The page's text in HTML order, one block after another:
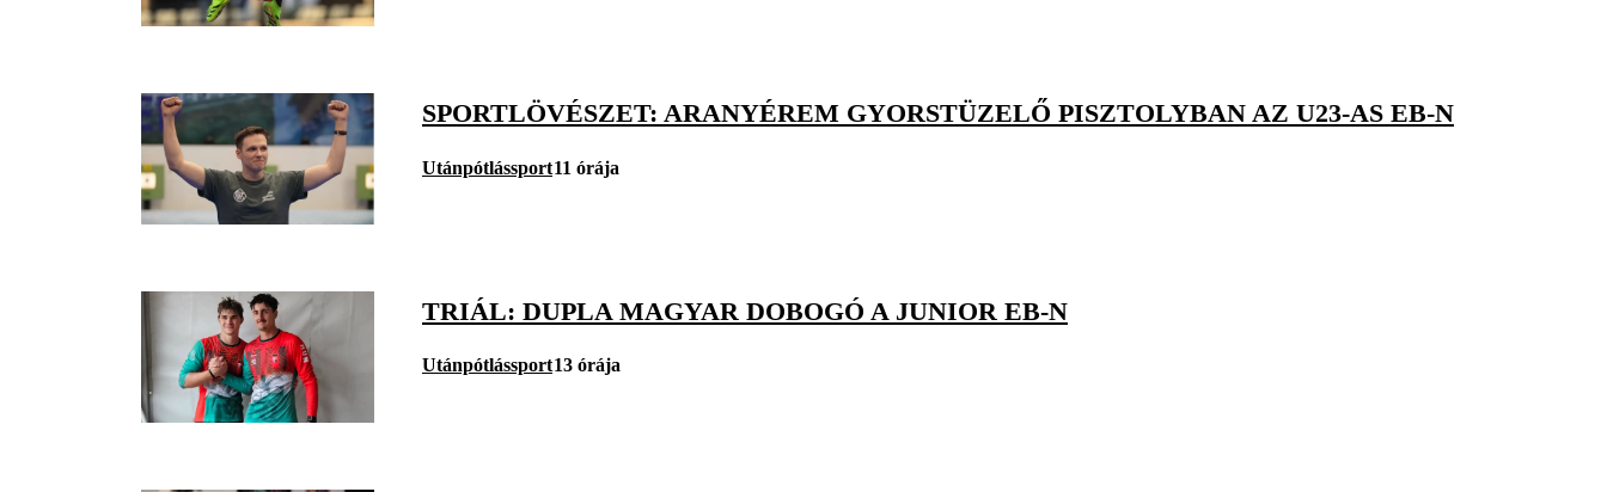
SPORTLÖVÉSZET: ARANYÉREM GYORSTÜZELŐ PISZTOLYBAN AZ U23-AS EB-N
Utánpótlássport11 órája
TRIÁL: DUPLA MAGYAR DOBOGÓ A JUNIOR EB-N
Utánpótlássport13 órája